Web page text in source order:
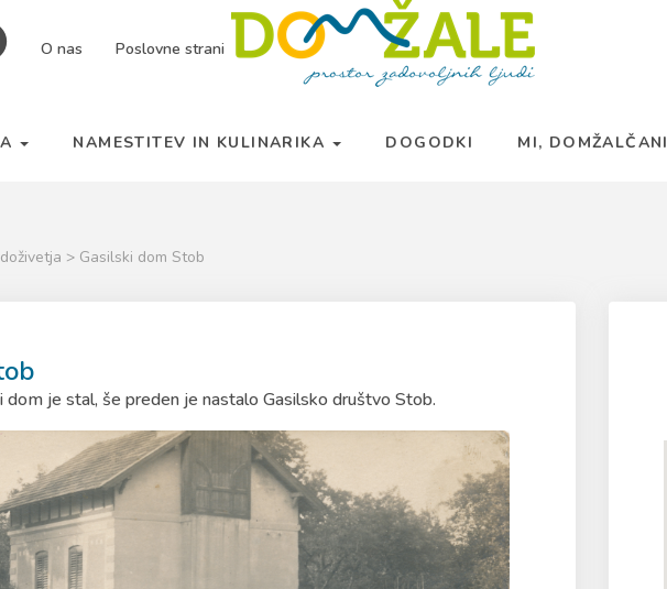
O nas Poslovne strani
NAMESTITEV IN KULINARIKA DOGODKI MI, DOMŽALČANI
> Gasilski dom Stob
dom je stal, še preden je nastalo Gasilsko društvo Stob.